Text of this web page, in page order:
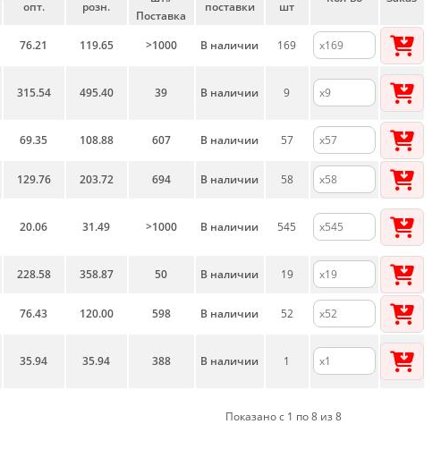
опт.
розн.
Поставка
поставки
шт
76.21 119.65 >1000 В наличии 169
315.54 495.40 39 В наличии 9
69.35 108.88 607 В наличии 57
129.76 203.72 694 В наличии 58
20.06 31.49 >1000 В наличии 545
228.58 358.87 50 В наличии 19
76.43 120.00 598 В наличии 52
35.94 35.94 388 В наличии 1
Показано с 1 по 8 из 8